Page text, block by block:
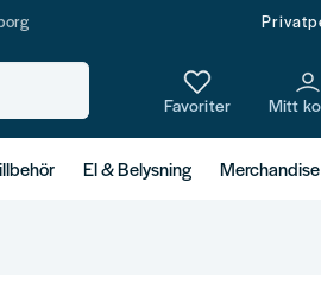
El & Belysning Merchandise